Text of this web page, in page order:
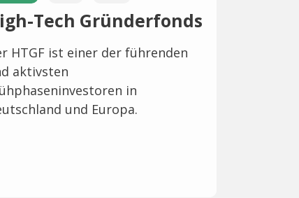
Tech Gründerfonds
HTGF ist einer der führenden
aktivsten
in
und Europa.